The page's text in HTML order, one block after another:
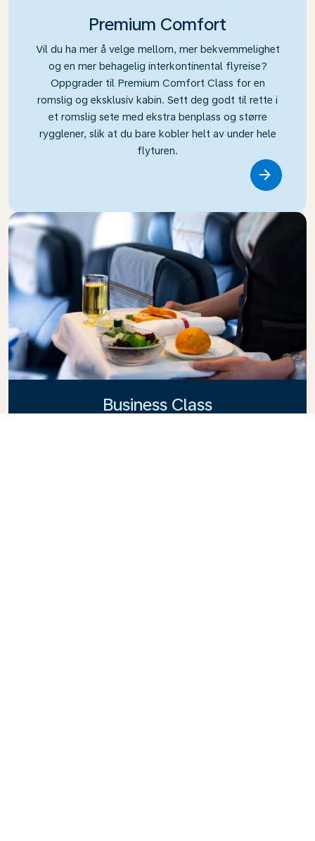
Premium Comfort
Vil du ha mer å velge mellom, mer bekvemmelighet
og en mer behagelig interkontinental flyreise?
Oppgrader til Premium Comfort Class for en
romslig og eksklusiv kabin. Sett deg godt til rette i
et romslig sete med ekstra benplass og større
rygglener, slik at du bare kobler helt av under hele
flyturen.
Business Class